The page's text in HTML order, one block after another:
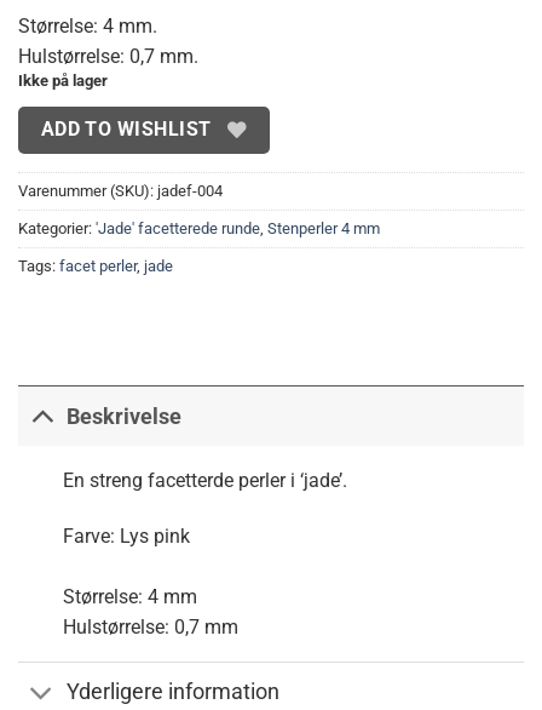
Størrelse: 4 mm.
Hulstørrelse: 0,7 mm.
Ikke på lager
ADD TO WISHLIST
Varenummer (SKU): jadef-004
Kategorier: 'Jade' facetterede runde, Stenperler 4 mm
Tags: facet perler, jade
Beskrivelse
En streng facetterde perler i ‘jade’.
Farve: Lys pink
Størrelse: 4 mm
Hulstørrelse: 0,7 mm
Yderligere information